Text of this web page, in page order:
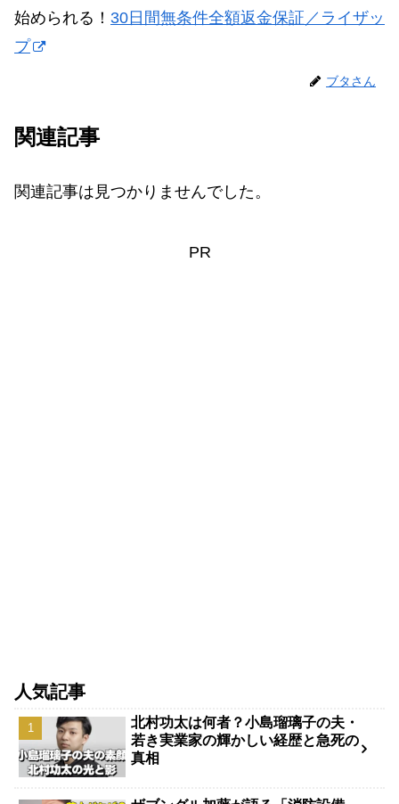
始められる！ 30日間無条件全額返金保証／ライザッ
プ
ブタさん
関連記事
関連記事は見つかりませんでした。
PR
人気記事
北村功太は何者？小島瑠璃子の夫・
若き実業家の輝かしい経歴と急死の
真相